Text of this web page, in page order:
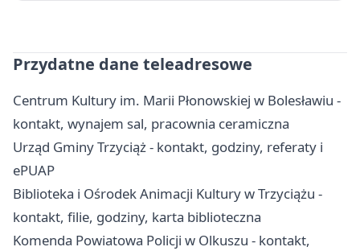
Przydatne dane teleadresowe
Centrum Kultury im. Marii Płonowskiej w Bolesławiu -
kontakt, wynajem sal, pracownia ceramiczna
Urząd Gminy Trzyciąż - kontakt, godziny, referaty i
ePUAP
Biblioteka i Ośrodek Animacji Kultury w Trzyciążu -
kontakt, filie, godziny, karta biblioteczna
Komenda Powiatowa Policji w Olkuszu - kontakt,